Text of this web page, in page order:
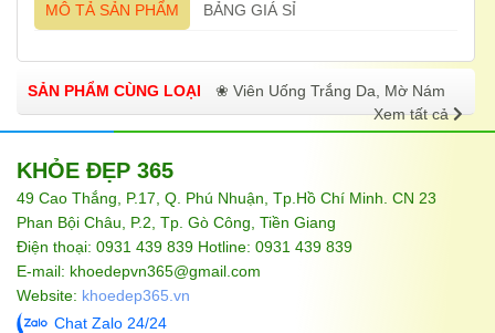
MÔ TẢ SẢN PHẨM BẢNG GIÁ SỈ
SẢN PHẨM CÙNG LOẠI
❀ Viên Uống Trắng Da, Mờ Nám
Xem tất cả
KHỎE ĐẸP 365
49 Cao Thắng, P.17, Q. Phú Nhuận, Tp.Hồ Chí Minh. CN 23
Phan Bội Châu, P.2, Tp. Gò Công, Tiền Giang
Điện thoại: 0931 439 839 Hotline: 0931 439 839
E-mail: khoedepvn365@gmail.com
Website: khoedep365.vn
Chat Zalo 24/24